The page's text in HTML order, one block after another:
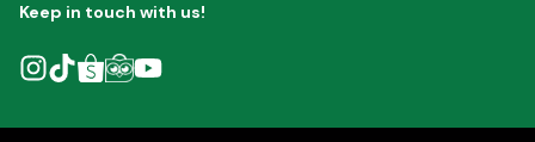
Keep in touch with us!